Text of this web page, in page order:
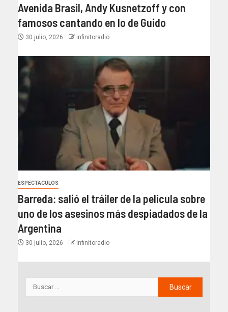
Avenida Brasil, Andy Kusnetzoff y con
famosos cantando en lo de Guido
30 julio, 2026 infinitoradio
ESPECTACULOS
Barreda: salió el tráiler de la película sobre
uno de los asesinos más despiadados de la
Argentina
30 julio, 2026 infinitoradio